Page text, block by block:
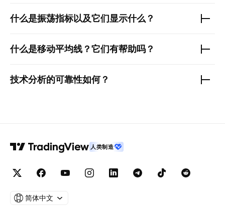
什么是振荡指标以及它们显示什么？
什么是移动平均线？它们有帮助吗？
技术分析的可靠性如何？
人类制造
简体中文